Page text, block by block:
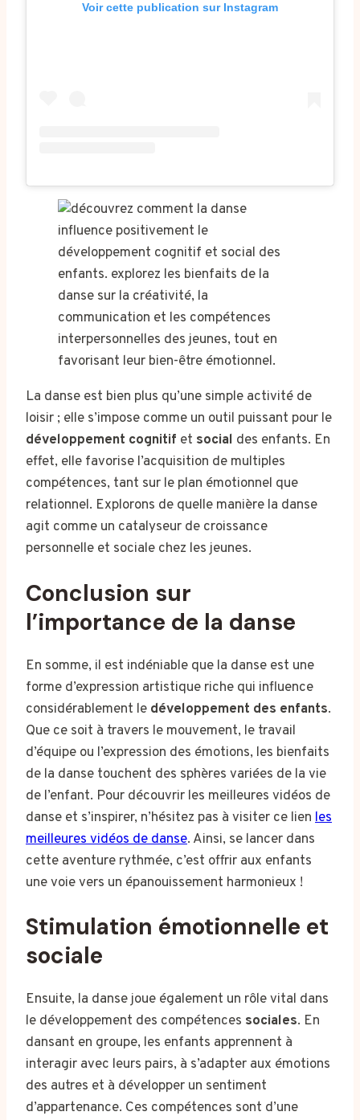
Voir cette publication sur Instagram
La danse est bien plus qu’une simple activité de
loisir ; elle s’impose comme un outil puissant pour le
développement cognitif et social des enfants. En
effet, elle favorise l’acquisition de multiples
compétences, tant sur le plan émotionnel que
relationnel. Explorons de quelle manière la danse
agit comme un catalyseur de croissance
personnelle et sociale chez les jeunes.
Conclusion sur
l’importance de la danse
En somme, il est indéniable que la danse est une
forme d’expression artistique riche qui influence
considérablement le développement des enfants.
Que ce soit à travers le mouvement, le travail
d’équipe ou l’expression des émotions, les bienfaits
de la danse touchent des sphères variées de la vie
de l’enfant. Pour découvrir les meilleures vidéos de
danse et s’inspirer, n’hésitez pas à visiter ce lien les
meilleures vidéos de danse. Ainsi, se lancer dans
cette aventure rythmée, c’est offrir aux enfants
une voie vers un épanouissement harmonieux !
Stimulation émotionnelle et
sociale
Ensuite, la danse joue également un rôle vital dans
le développement des compétences sociales. En
dansant en groupe, les enfants apprennent à
interagir avec leurs pairs, à s’adapter aux émotions
des autres et à développer un sentiment
d’appartenance. Ces compétences sont d’une